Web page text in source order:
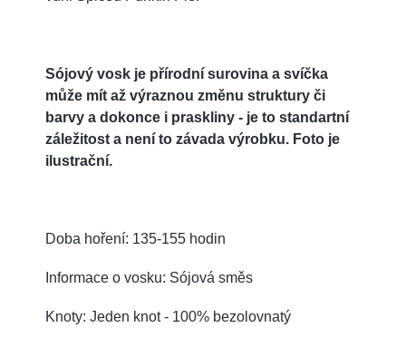
Sójový vosk je přírodní surovina a svíčka
může mít až výraznou změnu struktury či
barvy a dokonce i praskliny - je to standartní
záležitost a není to závada výrobku. Foto je
ilustrační.
Doba hoření: 135-155 hodin
Informace o vosku: Sójová směs
Knoty: Jeden knot - 100% bezolovnatý